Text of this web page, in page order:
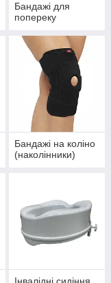
Бандажі для
попереку
Бандажі на коліно
(наколінники)